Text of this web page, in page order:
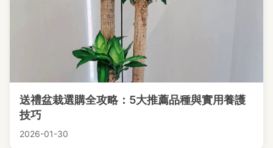
送禮盆栽選購全攻略：5大推薦品種與實用養護
技巧
2026-01-30